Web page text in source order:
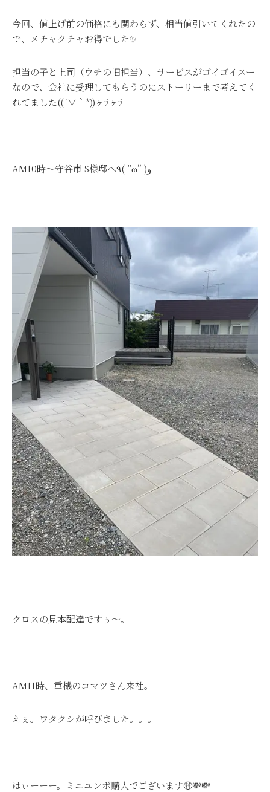
今回、値上げ前の価格にも関わらず、相当値引いてくれたの
で、メチャクチャお得でした✨
担当の子と上司（ウチの旧担当）、サービスがゴイゴイスー
なので、会社に受理してもらうのにストーリーまで考えてく
れてました((´∀｀*))ヶﾗヶﾗ
AM10時～守谷市 S様邸へ٩( ”ω” )و
クロスの見本配達ですぅ～。
AM11時、重機のコマツさん来社。
えぇ。ワタクシが呼びました。。。
はぃーーー。ミニユンボ購入でございます🤑💸💸